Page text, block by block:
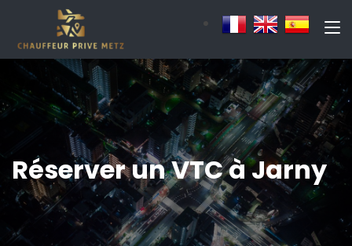
Réserver un VTC à Jarny